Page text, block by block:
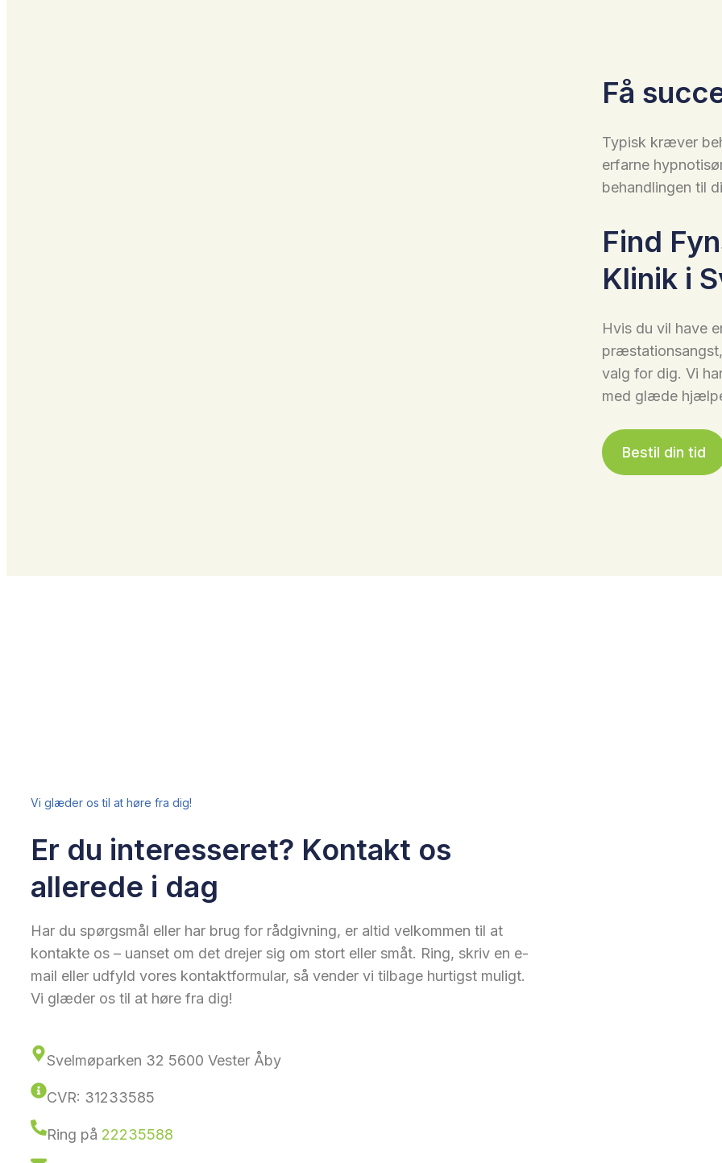
Få
Typisk kræver
erfarne
behandlingen til
Find
Klinik i
Hvis du vil have
valg for dig. Vi
med glæde
Bestil din tid
Vi glæder os til at høre fra dig!
Er du interesseret? Kontakt os
allerede i dag
Har du spørgsmål eller har brug for rådgivning, er altid velkommen til at
kontakte os – uanset om det drejer sig om stort eller småt. Ring, skriv en e-
mail eller udfyld vores kontaktformular, så vender vi tilbage hurtigst muligt.
Vi glæder os til at høre fra dig!
Svelmøparken 32 5600 Vester Åby
CVR: 31233585
Ring på 22235588